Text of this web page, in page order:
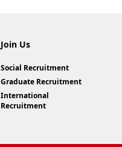
Join Us
Social Recruitment
Graduate Recruitment
International
Recruitment